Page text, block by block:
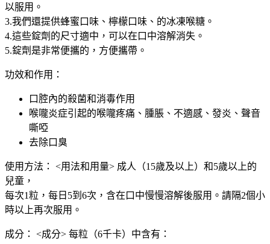
喉
糖
蘋
果/
檬
阪
實
體
藥
店
以服用。
3.我們還提供蜂蜜口味、檸檬口味、的冰凍喉糖。
4.這些錠劑的尺寸適中，可以在口中溶解消失。
5.錠劑是非常便攜的，方便攜帶。
功效和作用：
口腔內的殺菌和消毒作用
喉嚨炎症引起的喉嚨疼痛、腫脹、不適感、發炎、聲音
嘶啞
去除口臭
使用方法： <用法和用量> 成人（15歲及以上）和5歲以上的
兒童，
每次1粒，每日5到6次，含在口中慢慢溶解後服用。請隔2個小
時以上再次服用。
成分： <成分> 每粒（6千卡）中含有：